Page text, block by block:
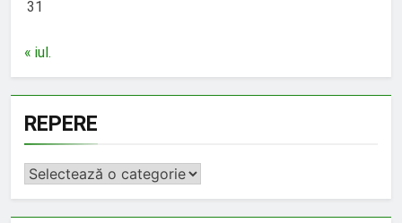
31
« iul.
REPERE
REPERE